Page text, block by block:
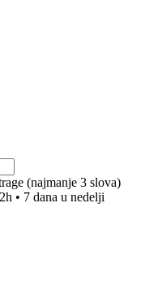
(najmanje 3 slova)
• 7 dana u nedelji